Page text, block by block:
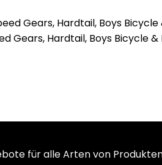
Gears, Hardtail, Boys Bicycle &
für alle Arten von